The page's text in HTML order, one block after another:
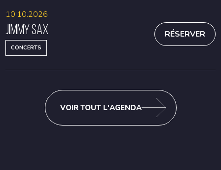
Jimmy Sax
CONCERTS
10.10.2026
RÉSERVER
VOIR TOUT L'AGENDA